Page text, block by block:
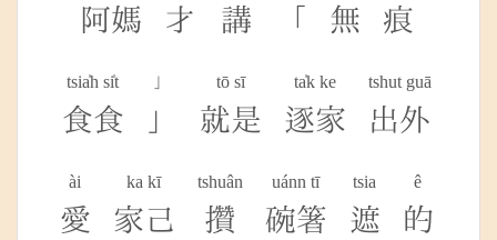
阿媽 才 講 無 痕
tsia̍h si̍t
食食
」
」
tō sī
就是
ta̍k ke
逐家
tshut guā
出外
ài
愛
ka kī
家己
tshuân
攢
uánn tī
碗箸
tsia
遮
ê
的